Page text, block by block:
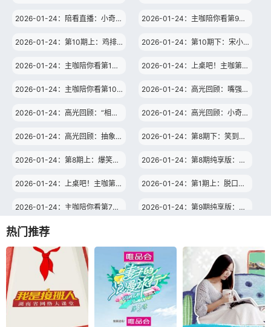
2026-01-24：陪看直播：小奇连麦总导演爆料精彩幕后 2026-01-24：主咖陪你看第9期：编剧爆料严屹宽稿件“卡颜”？
2026-01-24：第10期上：鸡排哥吐槽首秀，爆改名场面！ 2026-01-24：第10期下：宋小宝大跳《巴比龙》回应“东北王嘉尔”
2026-01-24：主咖陪你看第1期：孟川小奇陪看节目大胆开麦 2026-01-24：上桌吧！主咖第10期：连杨迪都控制不住的嘉宾出现了
2026-01-24：主咖陪你看第10期：范志毅因录五哈痛失全勤奖 2026-01-24：高光回顾：嘴强王者篇！呼兰何广智超狠吐槽
2026-01-24：高光回顾：“相爱相杀”篇！小奇艾福杰尼爆笑互呛 2026-01-24：高光回顾：小奇篇！平等咖咖每一个嘉宾
2026-01-24：高光回顾：抽象之神篇！仁科纪凌尘零帧开“抽” 2026-01-24：第8期下：笑到打鸣！白小白梁源又杠上了
2026-01-24：第8期上：爆笑音乐场！腾格尔回应翻唱张韶涵名曲 2026-01-24：第8期纯享版：何广智狠狠吐槽孙楠《歌手》退赛
2026-01-24：上桌吧！主咖第7期：阎鹤祥比起相声更喜欢脱口秀？ 2026-01-24：第1期上：脱口秀VS嘻哈，何广智给节目起新名？
2026-01-24：主咖陪你看第7期：阎鹤祥爆蔡明春晚后台“耍大牌”？ 2026-01-24：第9期纯享版：纪凌尘被轮番吐槽“傻子”破大防
2026-01-24：陪看回顾：水晶哥看自己讲段子直呼“没脸看” 2026-01-24：第7期纯享版：俞灏明自嘲《流星雨》人设
2026-01-24：上桌吧！主咖第6期：林书豪自曝成名前借钱打NBA 2026-01-24：第6期下：JackeyLove回应退役，锐评范志毅林书豪
2026-01-24：第1期纯享版：何广智爆梗连连 2026-01-24：第6期上：冠军集结！仁科史诗级抽象，何广智吐槽林书豪口音
热门推荐